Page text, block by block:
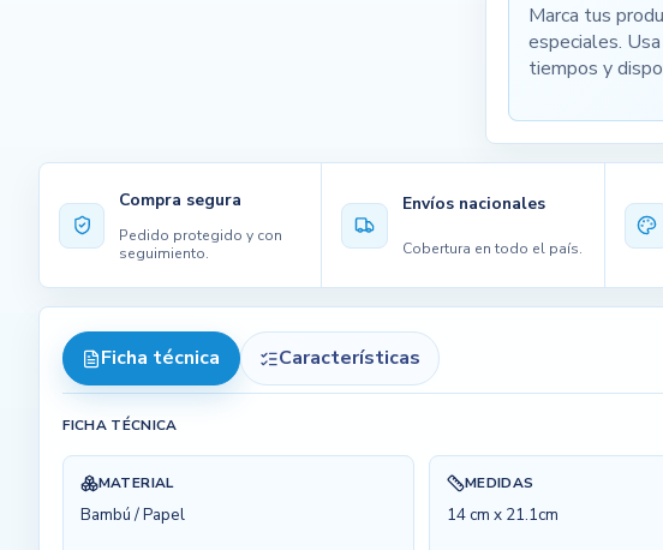
Marca tus
especiales.
tiempos y
Compra segura
Pedido protegido y con
seguimiento.
Envíos nacionales
Cobertura en todo el país.
Ficha técnica Características
FICHA TÉCNICA
MATERIAL
Bambú / Papel
MEDIDAS
14 cm x 21.1cm